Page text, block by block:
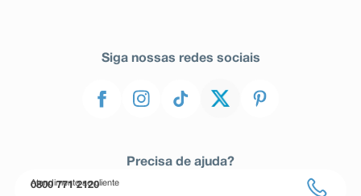
Siga nossas redes sociais
Precisa de ajuda?
Atendimento ao cliente
0800 771 2120